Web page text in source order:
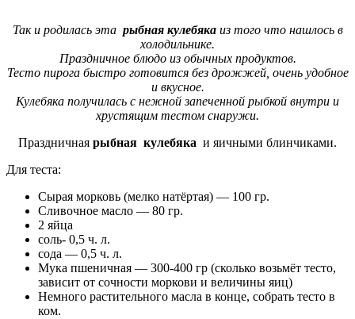
Так и родилась эта рыбная кулебякаиз того что нашлось в
холодильнике.
Праздничное блюдо из обычных продуктов.
Тесто пирога быстро готовится без дрожжей, очень удобное
и вкусное.
Кулебяка получилась с нежной запеченной рыбкой внутри и
хрустящим тестом снаружи.
Праздничная рыбная кулебяка и яичными блинчиками.
Для теста:
Сырая морковь (мелко натёртая) — 100 гр.
Сливочное масло — 80 гр.
2 яйца
соль- 0,5 ч. л.
сода — 0,5 ч. л.
Мука пшеничная — 300-400 гр (сколько возьмёт тесто,
зависит от сочности моркови и величины яиц)
Немного растительного масла в конце, собрать тесто в
ком.